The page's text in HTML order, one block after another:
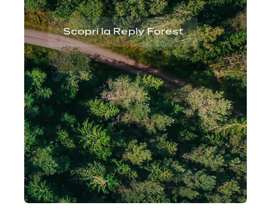
ambientale positivo che i nostri
servizi hanno sui clienti.
Scopri la Reply Forest